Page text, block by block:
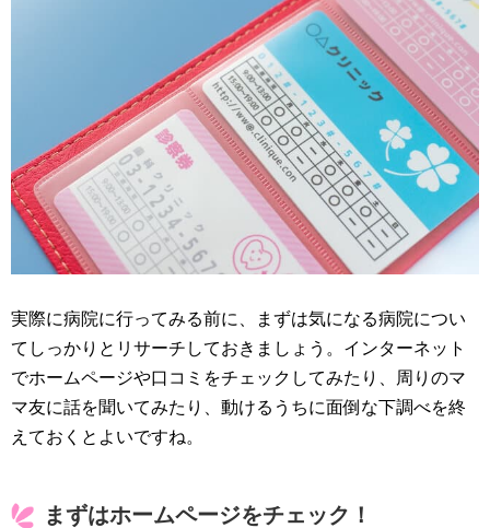
実際に病院に行ってみる前に、まずは気になる病院につい
てしっかりとリサーチしておきましょう。インターネット
でホームページや口コミをチェックしてみたり、周りのマ
マ友に話を聞いてみたり、動けるうちに面倒な下調べを終
えておくとよいですね。
まずはホームページをチェック！